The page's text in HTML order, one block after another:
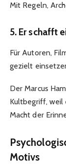
Mit Regeln,
5. Er schafft
Für Autoren,
gezielt
Der Marcus
Kultbegriff, weil
Macht der
Motivs